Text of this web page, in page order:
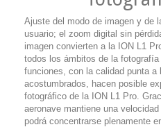
Ajuste del modo de imagen y de
usuario; el zoom digital sin
imagen convierten a la ION L1
todos los ámbitos de la
funciones, con la calidad punta a
acostumbrados, hacen posible
fotográfico de la ION L1 Pro.
aeronave mantiene una
podrá concentrarse plenamente